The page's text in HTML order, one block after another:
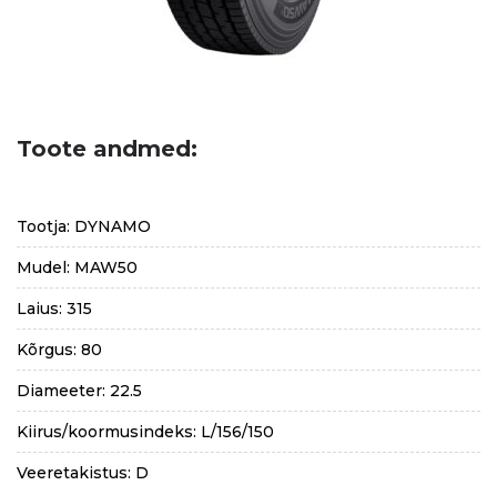
Toote andmed:
Tootja: DYNAMO
Mudel: MAW50
Laius: 315
Kõrgus: 80
Diameeter: 22.5
Kiirus/koormusindeks: L/156/150
Veeretakistus: D